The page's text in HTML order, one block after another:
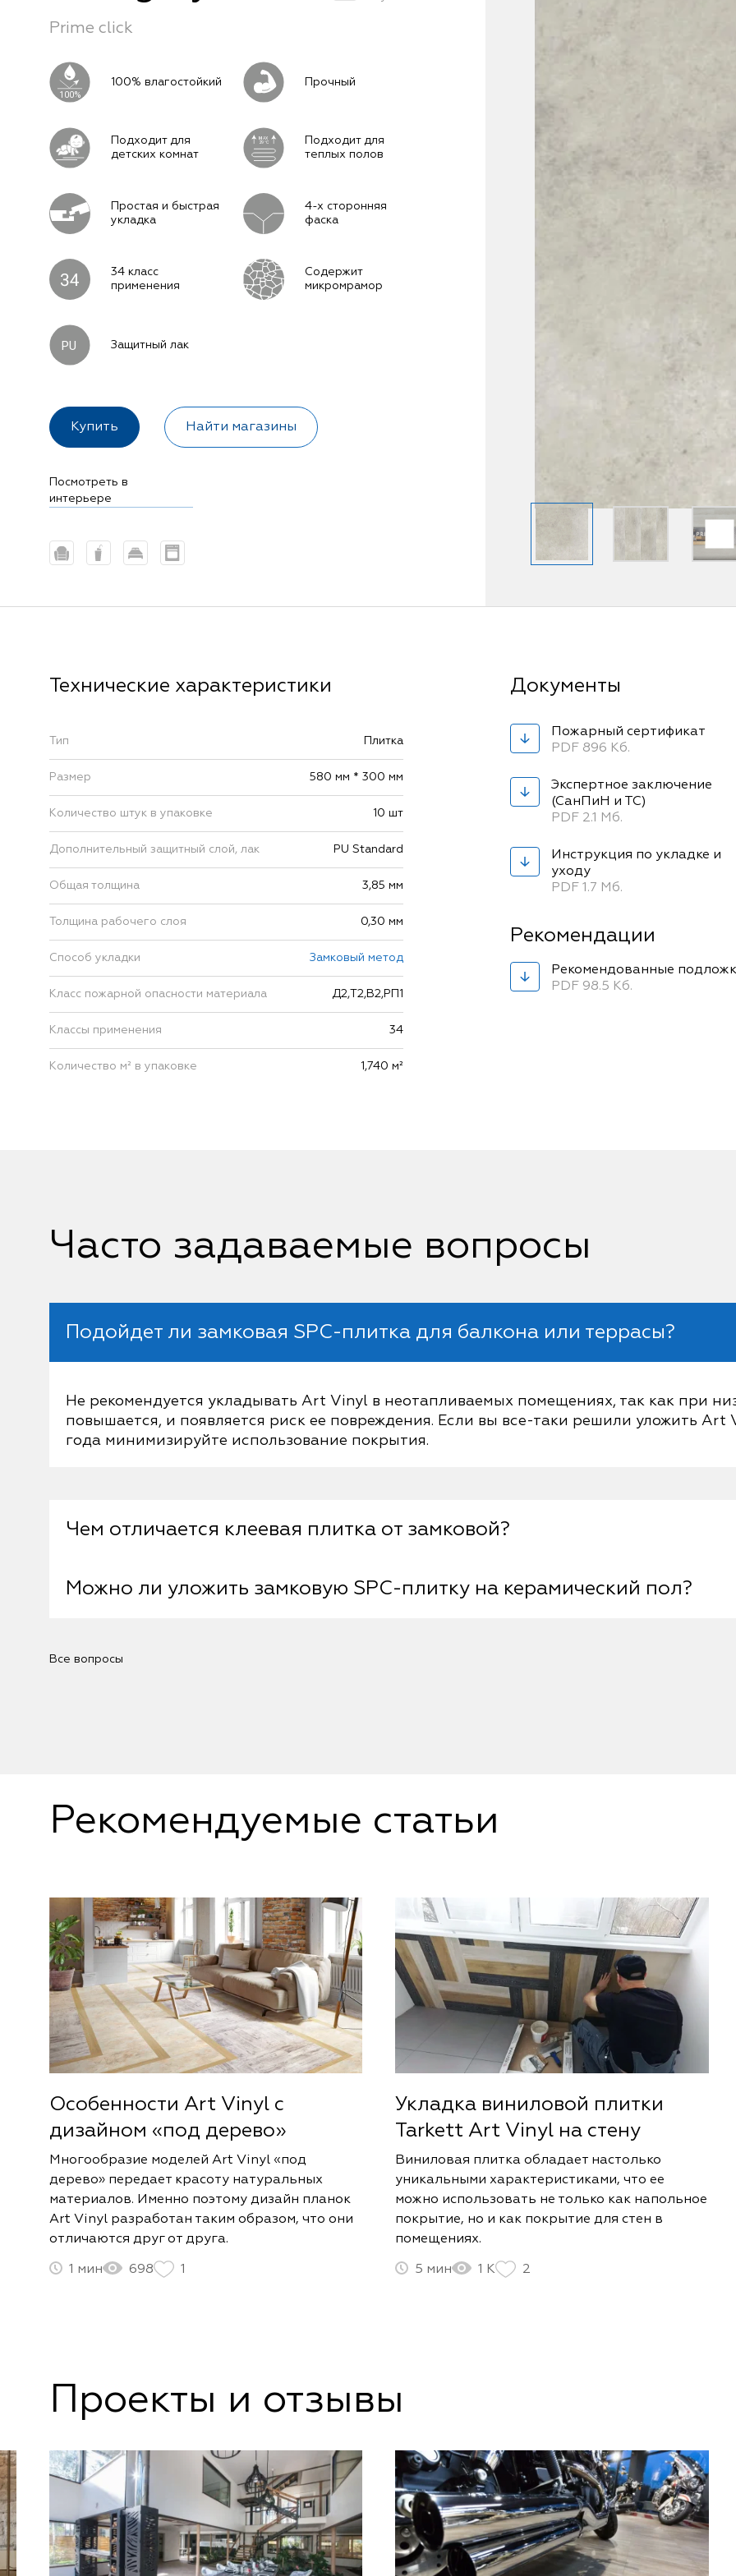
Prime click
100%
100% влагостойкий Прочный
Подходит для
детских комнат
MAX
29°C
Подходит для
теплых полов
Простая и быстрая
укладка
4-х сторонняя
фаска
34 класс
применения
Содержит
микромрамор
PU Защитный лак
Купить Найти магазины
Посмотреть в
интерьере
Тип Плитка
Размер 580 мм * 300 мм
Количество штук в упаковке 10 шт
Дополнительный защитный слой, лак PU Standard
Общая толщина 3,85 мм
Толщина рабочего слоя 0,30 мм
Способ укладки Замковый метод
Класс пожарной опасности материала Д2,Т2,В2,РП1
Классы применения 34
Количество м² в упаковке 1,740 м²
Пожарный сертификат
PDF 896 Кб.
Экспертное заключение
(СанПиН и ТС)
PDF 2.1 Мб.
Инструкция по укладке и
уходу
PDF 1.7 Мб.
Рекомендации
Рекомендованные
PDF 98.5 Кб.
Часто задаваемые вопросы
Подойдет ли замковая SPC-плитка для балкона или террасы?
Не рекомендуется укладывать Art Vinyl в неотапливаемых помещениях, так как при
повышается, и появляется риск ее повреждения. Если вы все-таки решили уложить Art
года минимизируйте использование покрытия.
Чем отличается клеевая плитка от замковой?
Монтаж клеевой осуществляется на специальный клей. А монтаж замковой
Можно ли уложить замковую SPC-плитку на керамический пол?
Можно, при условии правильной подготовки основания. Полы из керамических или
Все вопросы
Рекомендуемые статьи
Особенности Art Vinyl с
дизайном «под дерево»
Многообразие моделей Art Vinyl «под
дерево» передает красоту натуральных
материалов. Именно поэтому дизайн планок
Art Vinyl разработан таким образом, что они
отличаются друг от друга.
1 698 1
Укладка виниловой плитки
Tarkett Art Vinyl на стену
Виниловая плитка обладает настолько
уникальными характеристиками, что ее
можно использовать не только как напольное
покрытие, но и как покрытие для стен в
помещениях.
5 1 К 2
Проекты и отзывы
Статьи
Где купить
FAQ